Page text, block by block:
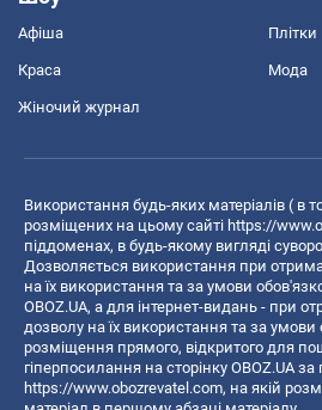
Афіша Плітки
Краса Мода
Жіночий журнал
Використання будь-яких матеріалів ( в
розміщених на цьому сайті https://
піддоменах, в будь-якому вигляді
Дозволяється використання при
на їх використання та за умови
OBOZ.UA, а для інтернет-видань - при
дозволу на їх використання та за умови
розміщення прямого, відкритого для
гіперпосилання на сторінку OBOZ.UA
https://www.obozrevatel.com, на якій